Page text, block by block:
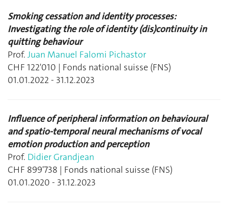
Smoking cessation and identity processes:
Investigating the role of identity (dis)continuity in
quitting behaviour
Prof. Juan Manuel Falomi Pichastor
CHF 122'010 | Fonds national suisse (FNS)
01.01.2022 - 31.12.2023
Influence of peripheral information on behavioural
and spatio-temporal neural mechanisms of vocal
emotion production and perception
Prof. Didier Grandjean
CHF 899'738 | Fonds national suisse (FNS)
01.01.2020 - 31.12.2023